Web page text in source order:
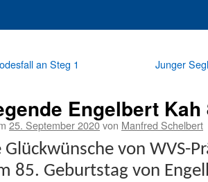
an Steg 1 Junger
Engelbert Kah
25. September 2020von Manfred Schelbert
Glück­wün­sche von WVS-
85. Geburt­stag von